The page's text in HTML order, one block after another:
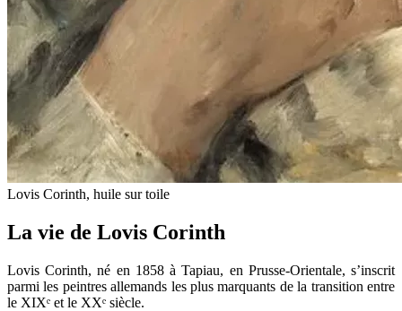
Lovis Corinth, huile sur toile
La vie de Lovis Corinth
Lovis Corinth, né en 1858 à Tapiau, en Prusse-Orientale, s’inscrit
parmi les peintres allemands les plus marquants de la transition entre
le XIXᵉ et le XXᵉ siècle.